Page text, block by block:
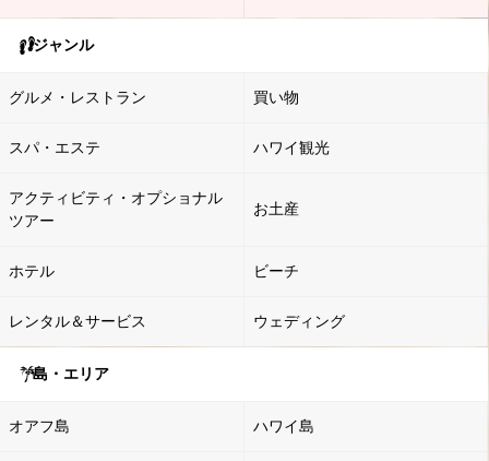
ジャンル
グルメ・レストラン 買い物
スパ・エステ ハワイ観光
アクティビティ・オプショナル
ツアー
お土産
ホテル ビーチ
レンタル＆サービス ウェディング
島・エリア
オアフ島 ハワイ島